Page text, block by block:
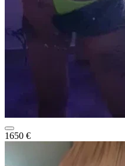
1650 €